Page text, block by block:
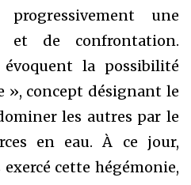
une
et de confrontation.
évoquent la possibilité
», concept désignant le
les autres par le
en eau. À ce jour,
cette hégémonie,